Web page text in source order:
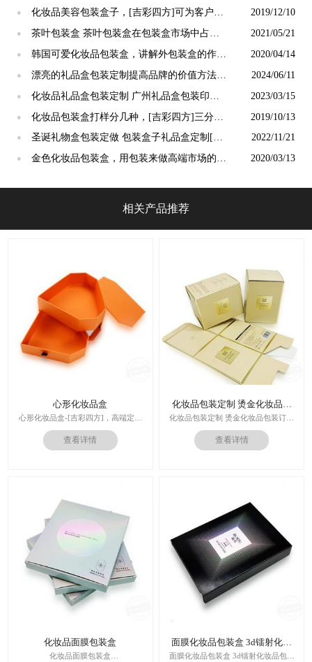
●
化妆品美容包装盒子，[吉彩四方]可为客户提
供免费设计参考
2019/12/10
●
茶叶包装盒 茶叶包装盒在包装盒市场中占据
的位置是怎样的 [吉彩四方]
2021/05/21
●
韩国可爱化妆品包装盒，讲解外包装盒的作用
[吉彩四方]专业
2020/04/14
●
漂亮的礼品盒包装定制提高品牌的价值方法有
哪些？
2024/06/11
●
化妆品礼品盒包装定制 广州礼品盒包装印刷
厂[吉彩四方]
2023/03/15
●
化妆品包装盒打样分几种，[吉彩四方]三分钟
进行了解
2019/10/13
●
圣诞礼物盒包装定做 包装盒子礼品盒定制[吉
彩四方]
2022/11/21
●
金色化妆品包装盒，用包装来做高端市场的敲
2020/03/13
相关产品推荐
心形化妆品盒
心形化妆品盒-[吉彩四方]，高端定制
走心的礼品包装盒
多对1服务,德国SGD技术,3.0创意视觉
设计,实体工厂,德国海德堡7色UV印刷
查看详情
化妆品包装定制 烫金化妆品包
装订做
化妆品包装定制 烫金化妆品包装订做
厂家
印刷技术：专色印刷/四色印刷
周期：签订合同确认样板后7-15个工
作日
运输：全球发货，售后无忧
查看详情
化妆品面膜包装盒
化妆品面膜包装盒
面膜化妆品包装盒 3d镭射化妆
品包装盒
面膜化妆品包装盒 3d镭射化妆品包装